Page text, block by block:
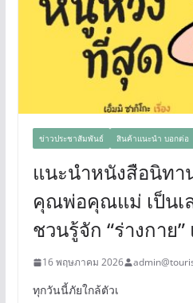
ข่าวประชาสัมพันธ์ สินค้าแนะนำ บอกต่อ
แนะนำหนังสือนิทา
คุณพ่อคุณแม่ เป็นเ
ชวนรู้จัก “ร่างกาย”
16 พฤษภาคม 2026
ทุกวันนี้ภัยใกล้ตัวเ